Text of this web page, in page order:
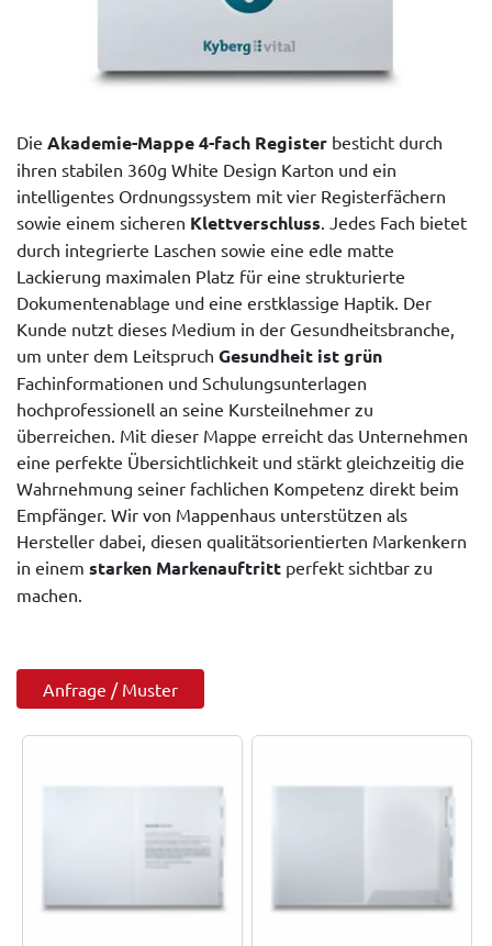
Die Akademie-Mappe 4-fach Register besticht durch
ihren stabilen 360g White Design Karton und ein
intelligentes Ordnungssystem mit vier Registerfächern
sowie einem sicheren Klettverschluss . Jedes Fach bietet
durch integrierte Laschen sowie eine edle matte
Lackierung maximalen Platz für eine strukturierte
Dokumentenablage und eine erstklassige Haptik. Der
Kunde nutzt dieses Medium in der Gesundheitsbranche,
um unter dem Leitspruch Gesundheit ist grün
Fachinformationen und Schulungsunterlagen
hochprofessionell an seine Kursteilnehmer zu
überreichen. Mit dieser Mappe erreicht das Unternehmen
eine perfekte Übersichtlichkeit und stärkt gleichzeitig die
Wahrnehmung seiner fachlichen Kompetenz direkt beim
Empfänger. Wir von Mappenhaus unterstützen als
Hersteller dabei, diesen qualitätsorientierten Markenkern
in einem starken Markenauftritt perfekt sichtbar zu
machen.
Anfrage / Muster